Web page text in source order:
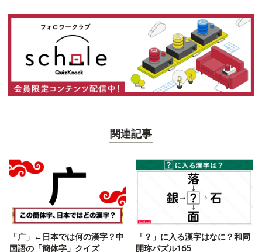
関連記事
「广」←日本では何の漢字？中
国語の「簡体字」クイズ
「？」に入る漢字はなに？和同
開珎パズル165